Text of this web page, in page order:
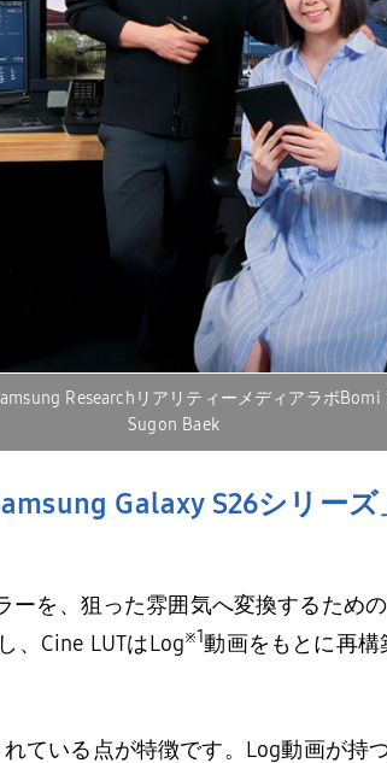
Researchリアリティーメディアラボ
Sugon Baek
Galaxy S26シリーズ
ーを、狙った雰囲気へ変換するため
、 Cine LUTはLog※1動画をもとに再
ている点が特徴です。 Log動画が持